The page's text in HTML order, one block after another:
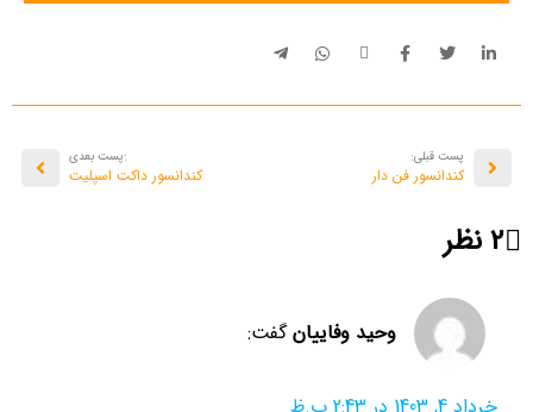
پست قبلی:
کندانسور فن دار
:پست بعدی
کندانسور داکت اسپلیت
2 نظر
وحید وفاییان گفت: